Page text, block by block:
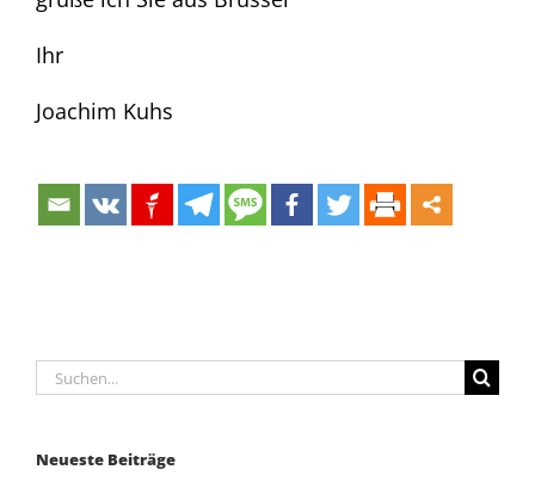
Ihr
Joachim Kuhs
Suche
nach:
Neueste Beiträge